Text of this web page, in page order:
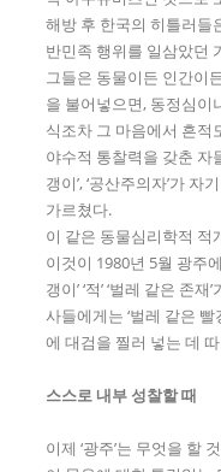
해방 후 한국의 히틀러들
반민족 행위를 일삼았던
그들은 동물이든 인간이
을 불어넣으면, 동정심이
식조차 그 마음에서 흔적
야수적 통찰력을 갖춘 자
갱이’, ‘공산주의자’가
가르쳤다.
이 같은 동물심리학적 적
이것이 1980년 5월 광주
갱이’ ‘적’ ‘벌레 같은 존
사들에게는 ‘벌레 같은 빨
에 대검을 찔러 넣는 데
스스로 내부 성찰할 때
이제 ‘광주’는 무엇을 할